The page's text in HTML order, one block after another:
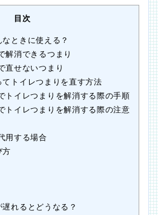
目次
ときに使える？
解消できるつまり
直せないつまり
トイレつまりを直す方法
トイレつまりを解消する際の手順
トイレつまりを解消する際の注意
用する場合
方
れるとどうなる？